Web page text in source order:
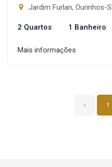
Jardim Furlan, Ourinhos-
2 Quartos 1 Banheiro
Mais informações
‹ 1